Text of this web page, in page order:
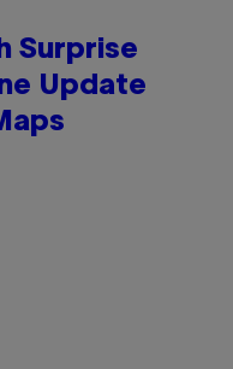
Surprise
Update